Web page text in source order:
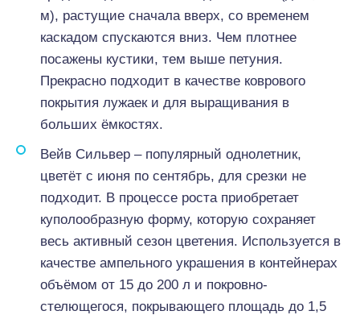
м), растущие сначала вверх, со временем
каскадом спускаются вниз. Чем плотнее
посажены кустики, тем выше петуния.
Прекрасно подходит в качестве коврового
покрытия лужаек и для выращивания в
больших ёмкостях.
Вейв Сильвер – популярный однолетник,
цветёт с июня по сентябрь, для срезки не
подходит. В процессе роста приобретает
куполообразную форму, которую сохраняет
весь активный сезон цветения. Используется в
качестве ампельного украшения в контейнерах
объёмом от 15 до 200 л и покровно-
стелющегося, покрывающего площадь до 1,5